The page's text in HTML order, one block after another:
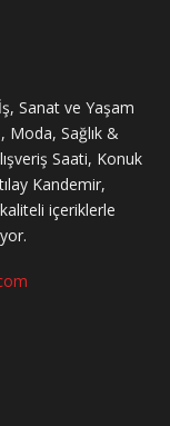
Sanat ve Yaşam
Moda, Sağlık &
Saati, Konuk
Kandemir,
içeriklerle